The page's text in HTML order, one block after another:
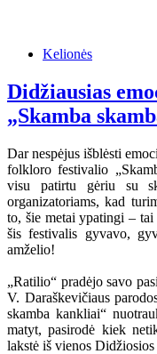
Kelionės
Didžiausias
„Skamba
Dar nespėjus išblėsti
folkloro festivalio
visu patirtu gėriu su
organizatoriams, kad
to, šie metai ypatingi –
šis festivalis gyvavo,
amželio!
„Ratilio“ pradėjo savo
V. Daraškevičiaus
skamba kankliai“
matyt, pasirodė kiek
lakstė iš vienos Didžiosios